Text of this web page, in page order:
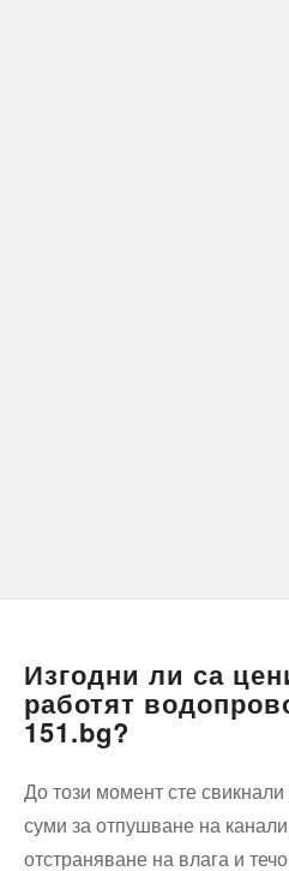
Изгодни ли са
работят
151.bg?
До този момент сте
суми за отпушване на
отстраняване на влага и